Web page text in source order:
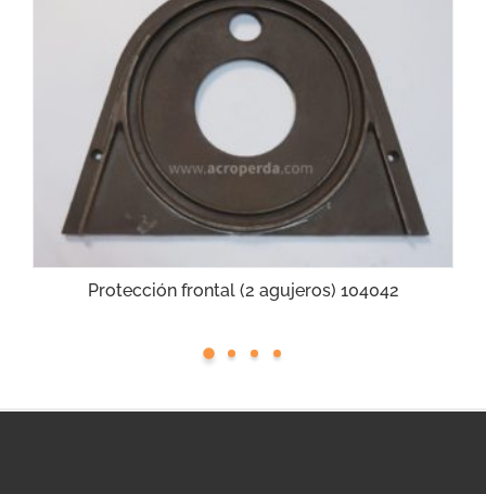
Protección frontal (2 agujeros) 104042